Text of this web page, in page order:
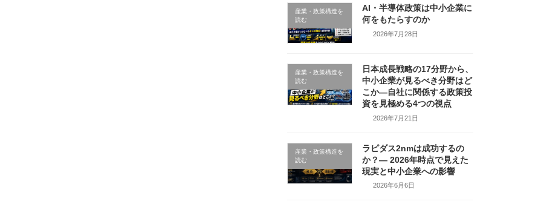
産業・政策構造を
読む
AI・半導体政策は中小企業に
何をもたらすのか
2026年7月28日
産業・政策構造を
読む
日本成長戦略の17分野から、
中小企業が見るべき分野はど
こか―自社に関係する政策投
資を見極める4つの視点
2026年7月21日
産業・政策構造を
読む
ラピダス2nmは成功するの
か？― 2026年時点で見えた
現実と中小企業への影響
2026年6月6日